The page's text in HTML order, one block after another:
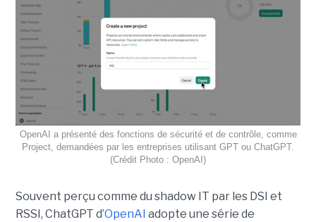
OpenAI a présenté des fonctions de sécurité et de contrôle, comme
Project, demandées par les entreprises utilisant GPT ou ChatGPT.
(Crédit Photo : OpenAI)
Souvent perçu comme du shadow IT par les DSI et
RSSI, ChatGPT d’OpenAI adopte une série de